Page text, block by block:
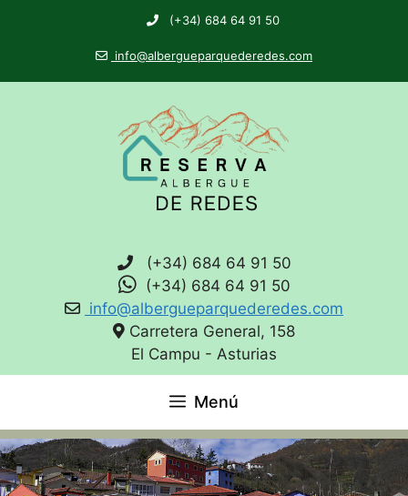
(+34) 684 64 91 50
info@albergueparquederedes.com
(+34) 684 64 91 50
(+34) 684 64 91 50
info@albergueparquederedes.com
Carretera General, 158
El Campu - Asturias
Menú